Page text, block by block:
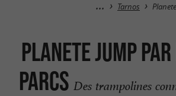
Tarnos
Planete Jump
Parcs Des trampolines